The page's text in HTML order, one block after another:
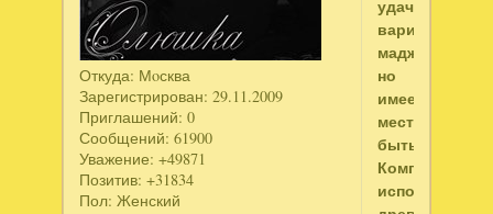
Откуда: Мoсква
Зарегистрирован: 29.11.2009
Приглашений: 0
Сообщений: 61900
Уважение: +49871
Позитив: +31834
Пол: Женский
удачный
вариант
маджонга,
но
имеет
место
быть.
исполнение